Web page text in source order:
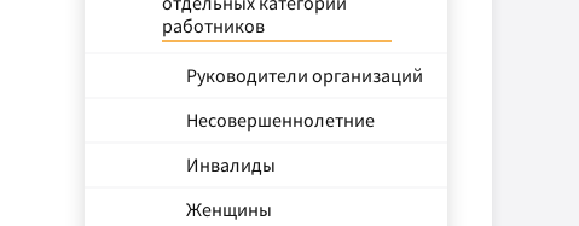
работников
Руководители организаций
Несовершеннолетние
Инвалиды
Женщины